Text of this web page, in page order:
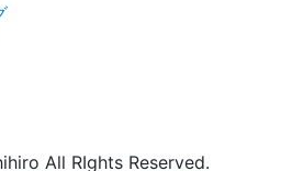
All RIghts Reserved.